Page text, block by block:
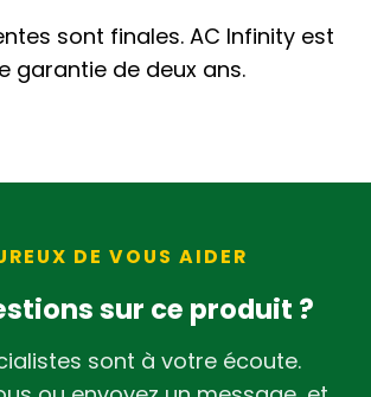
sont finales. AC Infinity est
garantie de deux ans.
DE VOUS AIDER
sur ce produit ?
sont à votre écoute.